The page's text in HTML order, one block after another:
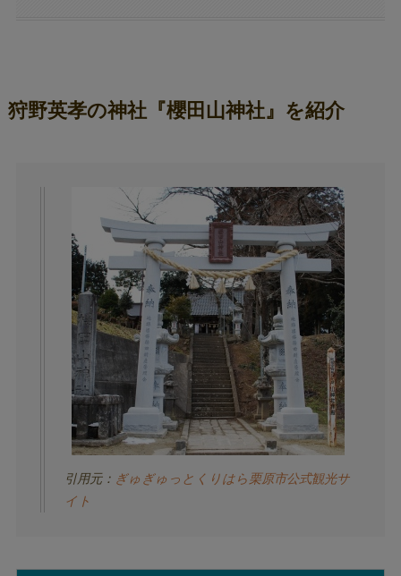
狩野英孝の神社『櫻田山神社』を紹介
引用元： ぎゅぎゅっとくりはら栗原市公式観光サ
イト